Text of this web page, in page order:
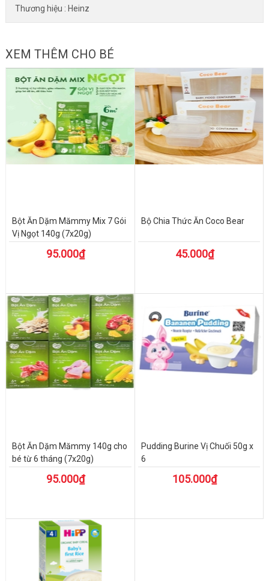
Thương hiệu : Heinz
XEM THÊM CHO BÉ
Bột Ăn Dặm Mămmy Mix 7 Gói
Vị Ngọt 140g (7x20g)
95.000₫
Bộ Chia Thức Ăn Coco Bear
45.000₫
Bột Ăn Dặm Mămmy 140g cho
bé từ 6 tháng (7x20g)
95.000₫
Pudding Burine Vị Chuối 50g x
6
105.000₫